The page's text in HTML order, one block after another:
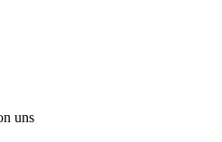
uns